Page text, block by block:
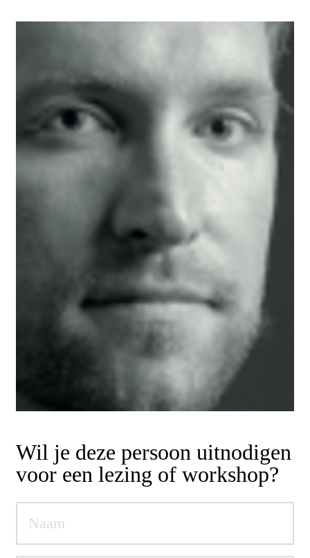
Wil je deze persoon uitnodigen
voor een lezing of workshop?